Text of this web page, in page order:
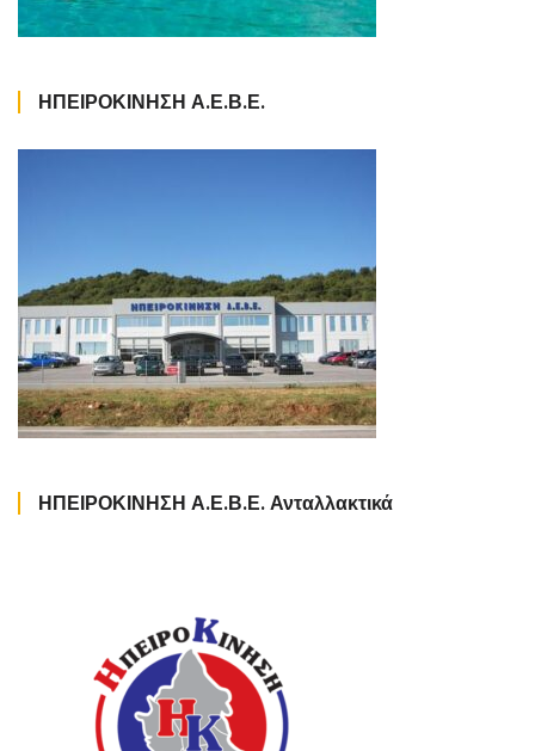
ΗΠΕΙΡΟΚΙΝΗΣΗ Α.Ε.Β.Ε.
ΗΠΕΙΡΟΚΙΝΗΣΗ Α.Ε.Β.Ε. Ανταλλακτικά